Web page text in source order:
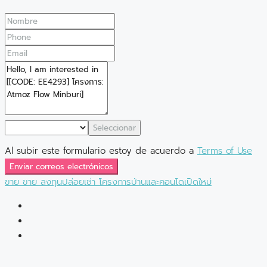
Seleccionar
Al subir este formulario estoy de acuerdo a Terms of Use
Enviar correos electrónicos
ขาย ขาย ลงทุนปล่อยเช่า โครงการบ้านและคอนโดเปิดใหม่